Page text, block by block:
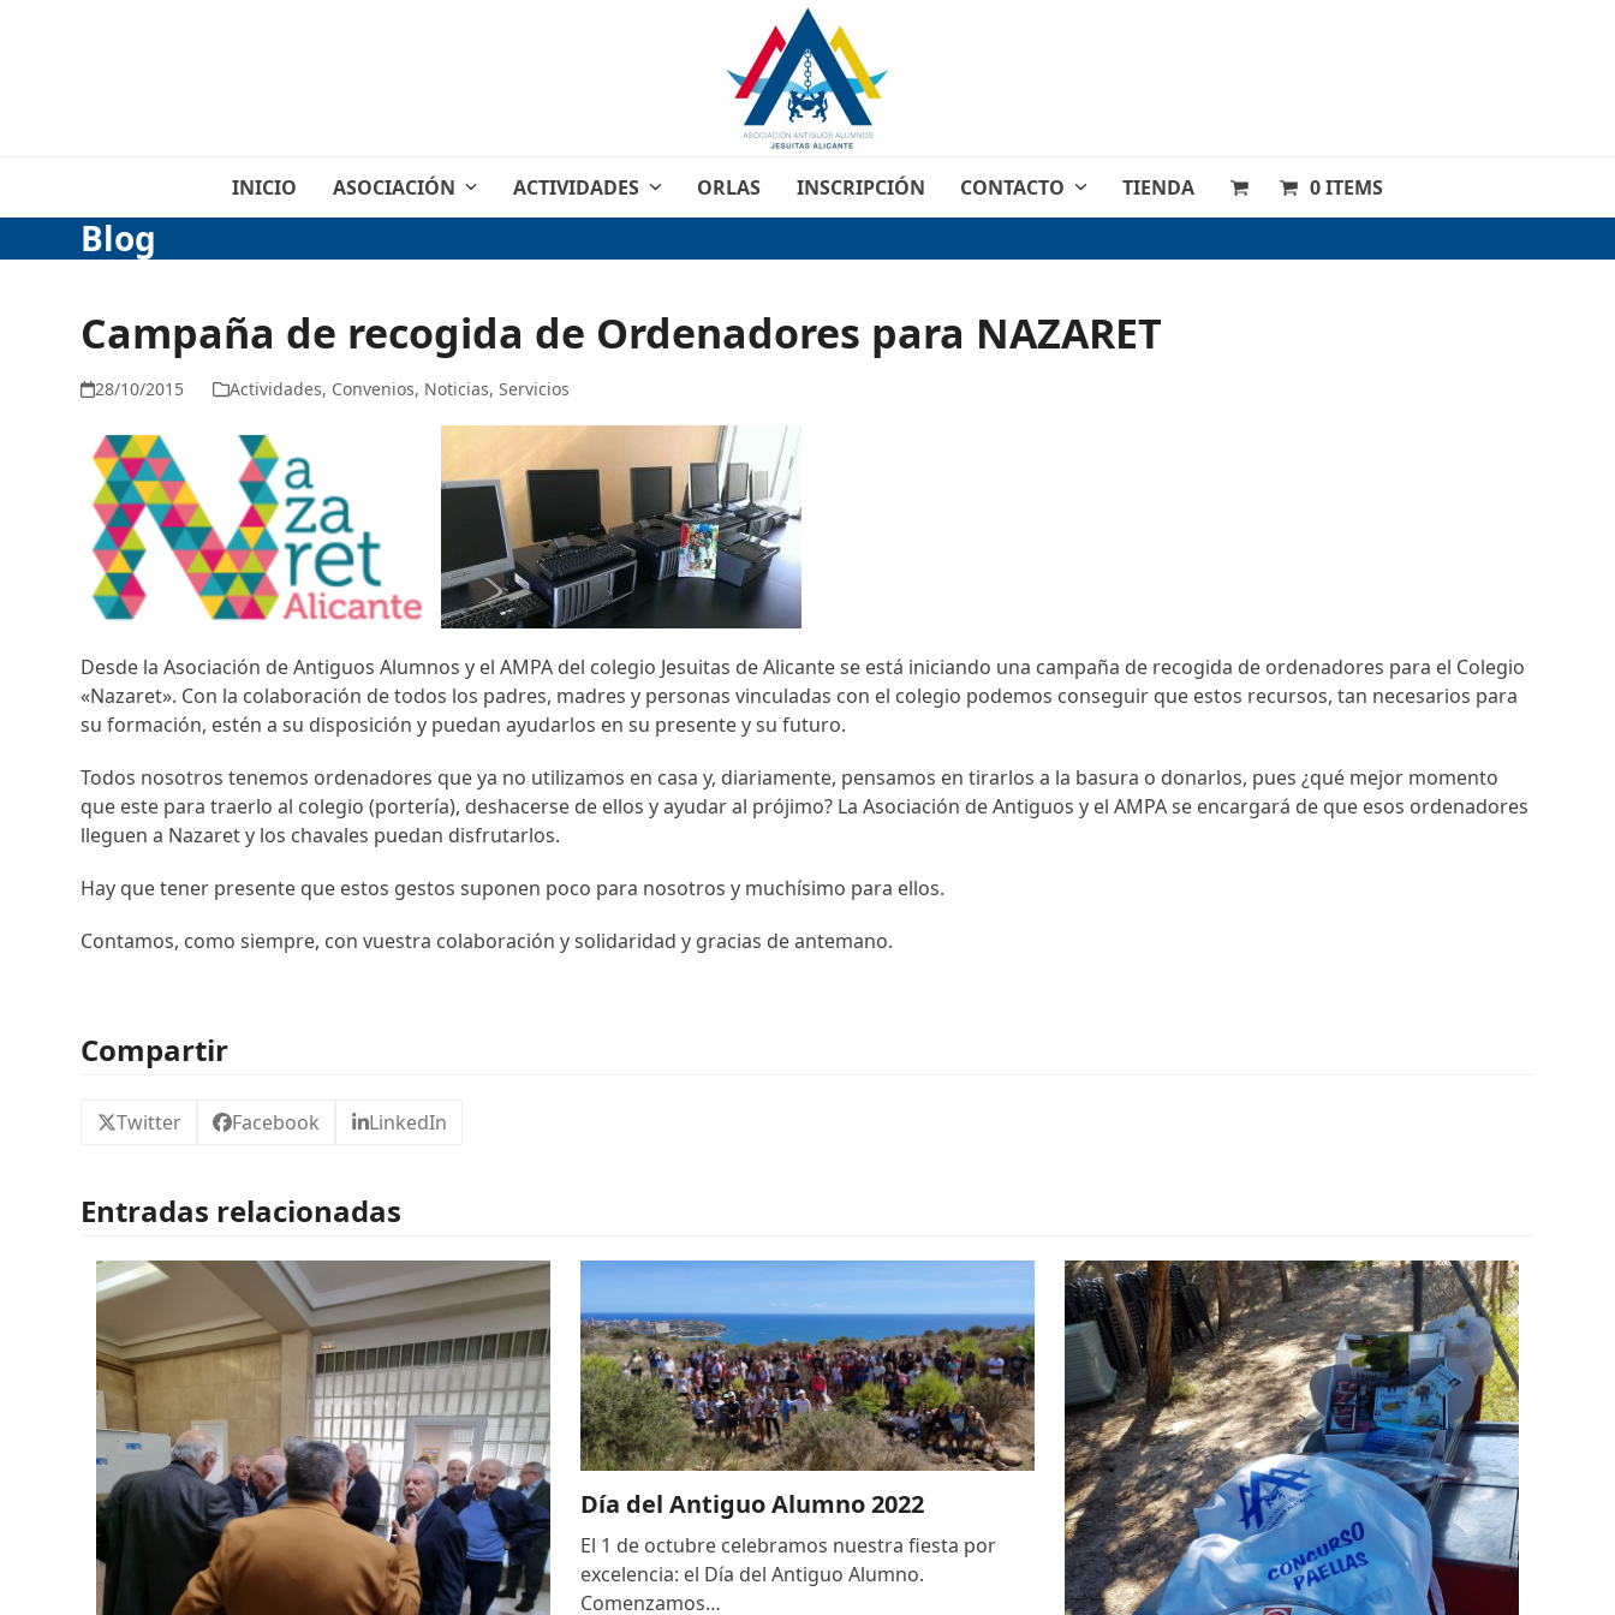
INICIO ASOCIACIÓN ACTIVIDADES ORLAS INSCRIPCIÓN CONTACTO TIENDA 0 ITEMS
Blog
Campaña de recogida de Ordenadores para NAZARET
28/10/2015 Actividades, Convenios, Noticias,Servicios
Desde la Asociación de Antiguos Alumnos y el AMPA del colegio Jesuitas de Alicante se está iniciando una campaña de recogida de ordenadores para el Colegio
«Nazaret». Con la colaboración de todos los padres, madres y personas vinculadas con el colegio podemos conseguir que estos recursos, tan necesarios para
su formación, estén a su disposición y puedan ayudarlos en su presente y su futuro.
Todos nosotros tenemos ordenadores que ya no utilizamos en casa y, diariamente, pensamos en tirarlos a la basura o donarlos, pues ¿qué mejor momento
que este para traerlo al colegio (portería), deshacerse de ellos y ayudar al prójimo? La Asociación de Antiguos y el AMPA se encargará de que esos ordenadores
lleguen a Nazaret y los chavales puedan disfrutarlos.
Hay que tener presente que estos gestos suponen poco para nosotros y muchísimo para ellos.
Contamos, como siempre, con vuestra colaboración y solidaridad y gracias de antemano.
Compartir
Twitter Facebook LinkedIn
Entradas relacionadas
Día del Antiguo Alumno 2022
El 1 de octubre celebramos nuestra fiesta por
excelencia: el Día del Antiguo Alumno.
Comenzamos…